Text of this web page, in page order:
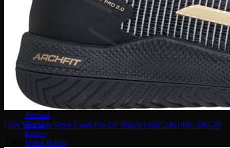
Prada
Bvlgari
JO Malone
DKNY
Louis Vuitton
Salvatore ferragamo
Kilian
Chanel
Dior
Lancome
Narciso
Tom Ford
Armani
Gucci
Kenzo
Miller Harris
Giày Skechers Viper Court Pro 2.0 ‘Black Gold’ 246109C-BKGD
3,300,000